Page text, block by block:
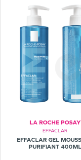
LA ROCHE POSAY
EFFACLAR
EFFACLAR GEL
PURIFIANT 400ML